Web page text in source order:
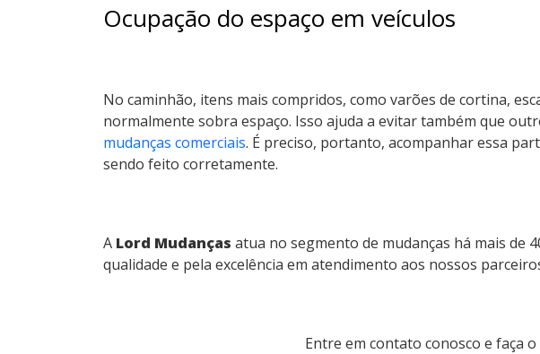
Ocupação do espaço em veículos
No caminhão, itens mais compridos, como varões de cortina,
normalmente sobra espaço. Isso ajuda a evitar também que
mudanças comerciais. É preciso, portanto, acompanhar essa
sendo feito corretamente.
A Lord Mudanças atua no segmento de mudanças há mais de
qualidade e pela excelência em atendimento aos nossos
Entre em contato conosco e faça o